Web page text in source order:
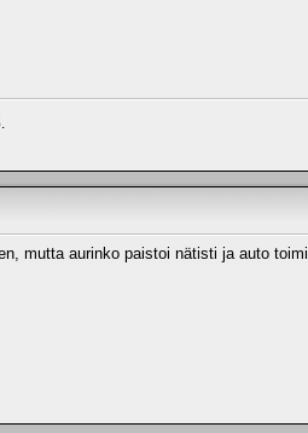
mutta aurinko paistoi nätisti ja auto toimi